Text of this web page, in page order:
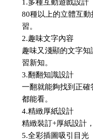
1.多種互動遊戲設計
80種以上的立體互
習。
2.趣味文字內容
趣味又淺顯的文字
習新知。
3.翻翻知識設計
一翻就能夠找到正
都能看。
4.精緻厚紙設計
精緻裝訂+厚紙設計
5.全彩插圖吸引目光